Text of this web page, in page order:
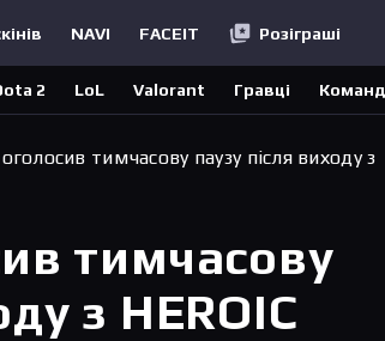
NAVI FACEIT Розіграші
2 LoL Valorant Гравці
тимчасову паузу після виходу з
тимчасову
з HEROIC